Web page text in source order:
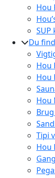
Hou
SUP
Du
Hou
Hou
Hou
Tipi
Hou